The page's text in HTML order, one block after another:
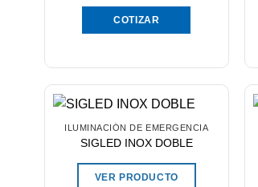
COTIZAR
ILUMINACIÓN DE EMERGENCIA
SIGLED INOX DOBLE
VER PRODUCTO